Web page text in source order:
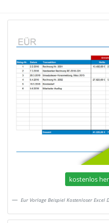
kostenlos
Eur Vorlage Beispiel Kostenloser Excel